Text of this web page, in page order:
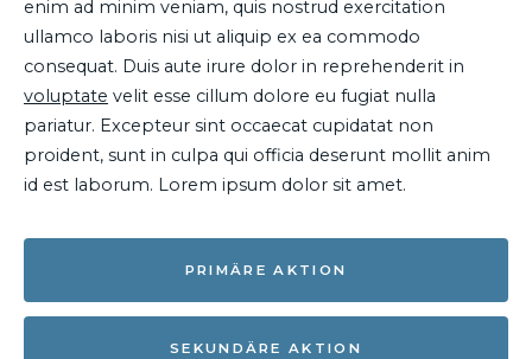
enim ad minim veniam, quis nostrud exercitation
ullamco laboris nisi ut aliquip ex ea commodo
consequat. Duis aute irure dolor in reprehenderit in
voluptate velit esse cillum dolore eu fugiat nulla
pariatur. Excepteur sint occaecat cupidatat non
proident, sunt in culpa qui officia deserunt mollit anim
id est laborum. Lorem ipsum dolor sit amet.
PRIMÄRE AKTION
SEKUNDÄRE AKTION